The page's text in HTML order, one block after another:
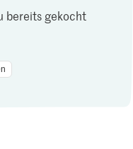
bereits gekocht